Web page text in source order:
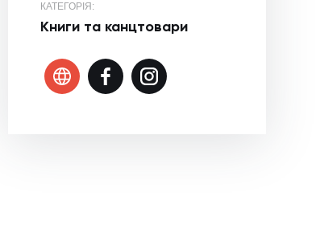
КАТЕГОРІЯ:
Книги та канцтовари